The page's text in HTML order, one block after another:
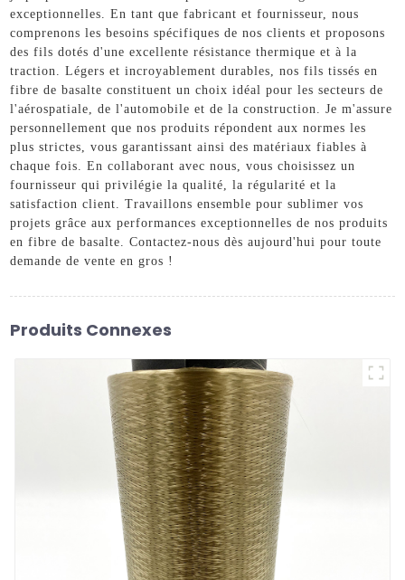
exceptionnelles. En tant que fabricant et fournisseur, nous
comprenons les besoins spécifiques de nos clients et proposons
des fils dotés d'une excellente résistance thermique et à la
traction. Légers et incroyablement durables, nos fils tissés en
fibre de basalte constituent un choix idéal pour les secteurs de
l'aérospatiale, de l'automobile et de la construction. Je m'assure
personnellement que nos produits répondent aux normes les
plus strictes, vous garantissant ainsi des matériaux fiables à
chaque fois. En collaborant avec nous, vous choisissez un
fournisseur qui privilégie la qualité, la régularité et la
satisfaction client. Travaillons ensemble pour sublimer vos
projets grâce aux performances exceptionnelles de nos produits
en fibre de basalte. Contactez-nous dès aujourd'hui pour toute
demande de vente en gros !
Produits Connexes